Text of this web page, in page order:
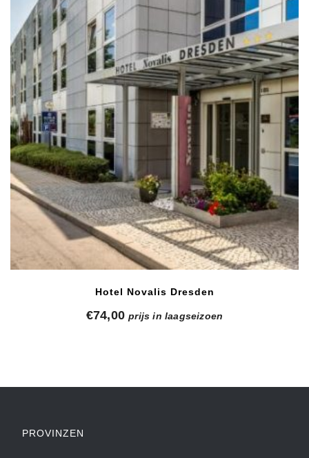
Hotel Novalis Dresden
€74,00 prijs in laagseizoen
PROVINZEN